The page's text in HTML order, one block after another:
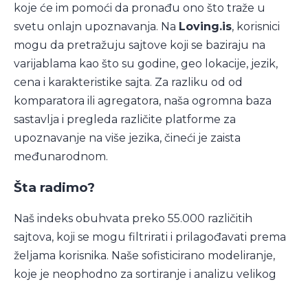
koje će im pomoći da pronađu ono što traže u
svetu onlajn upoznavanja. Na Loving.is, korisnici
mogu da pretražuju sajtove koji se baziraju na
varijablama kao što su godine, geo lokacije, jezik,
cena i karakteristike sajta. Za razliku od od
komparatora ili agregatora, naša ogromna baza
sastavlja i pregleda različite platforme za
upoznavanje na više jezika, čineći je zaista
međunarodnom.
Šta radimo?
Naš indeks obuhvata preko 55.000 različitih
sajtova, koji se mogu filtrirati i prilagođavati prema
željama korisnika. Naše sofisticirano modeliranje,
koje je neophodno za sortiranje i analizu velikog